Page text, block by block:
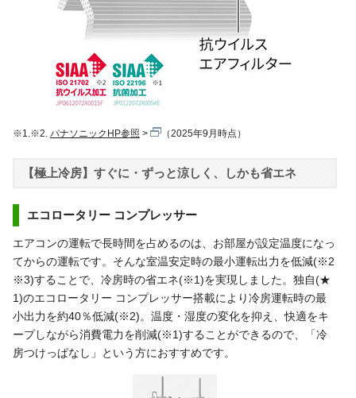
※1.※2. パナソニックHP参照 （2025年9月時点）
【極上冷房】すぐに・ずっと涼しく、しかも省エネ
エコロータリー コンプレッサー
エアコンの運転で長時間を占めるのは、お部屋が設定温度になっ
てからの運転です。そんな室温安定時の最小運転出力を低減(※2
※3)することで、冷房時の省エネ(※1)を実現しました。独自(★
1)のエコロータリー コンプレッサー搭載により冷房運転時の最
小出力を約40％低減(※2)。温度・湿度の変化を抑え、快適をキ
ープしながら消費電力を削減(※1)することができるので、「冷
房つけっぱなし」という方におすすめです。